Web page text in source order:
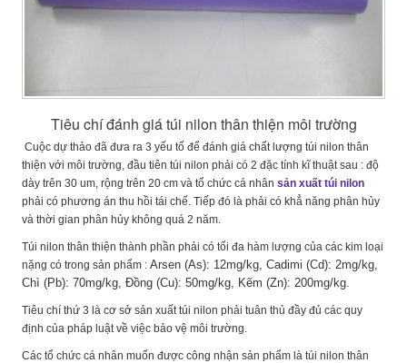
Tiêu chí đánh giá túi nilon thân thiện môi trường
Cuộc dự thảo đã đưa ra 3 yếu tố để đánh giá chất lượng túi nilon thân
thiện với môi trường, đầu tiên túi nilon phải có 2 đặc tính kĩ thuật sau : độ
dày trên 30 um, rộng trên 20 cm và tổ chức cá nhân sản xuất túi nilon
phải có phương án thu hồi tái chế. Tiếp đó là phải có khẳ năng phân hủy
và thời gian phân hủy không quá 2 năm.
Túi nilon thân thiện thành phần phải có tối đa hàm lượng của các kim loại
nặng có trong sản phẩm : Arsen (As): 12mg/kg, Cadimi (Cd): 2mg/kg,
Chì (Pb): 70mg/kg, Đồng (Cu): 50mg/kg, Kẽm (Zn): 200mg/kg.
Tiêu chí thứ 3 là cơ sở sản xuất túi nilon phải tuân thủ đầy đủ các quy
định của pháp luật về việc bảo vệ môi trường.
Các tổ chức cá nhân muốn được công nhận sản phẩm là túi nilon thân